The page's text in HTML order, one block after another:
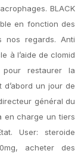
BLACK
en fonction des
nos regards. Anti
à l’aide de clomid
pour restaurer la
un jour de
général du
en charge un tiers
User: steroide
acheter des